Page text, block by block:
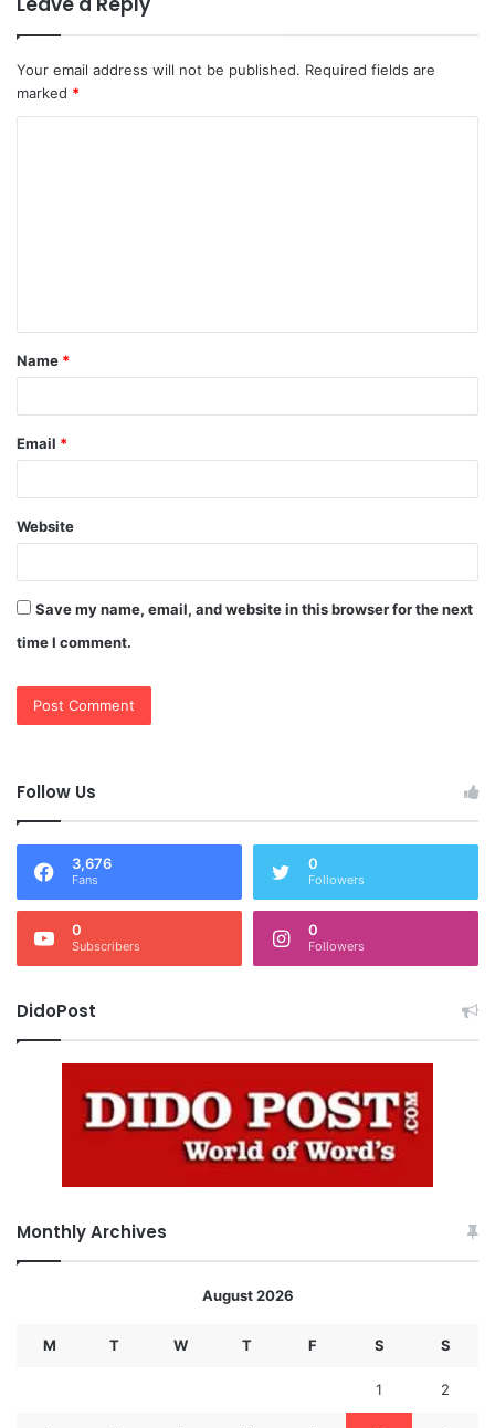
Your email address will not be published. Required fields are
marked *
t
*
Name *
Email *
Website
Save my name, email, and website in this browser for the next
time I comment.
Follow Us
3,676
Fans
0
Followers
0
Subscribers
0
Followers
DidoPost
Monthly Archives
August 2026
M T W T F S S
1 2